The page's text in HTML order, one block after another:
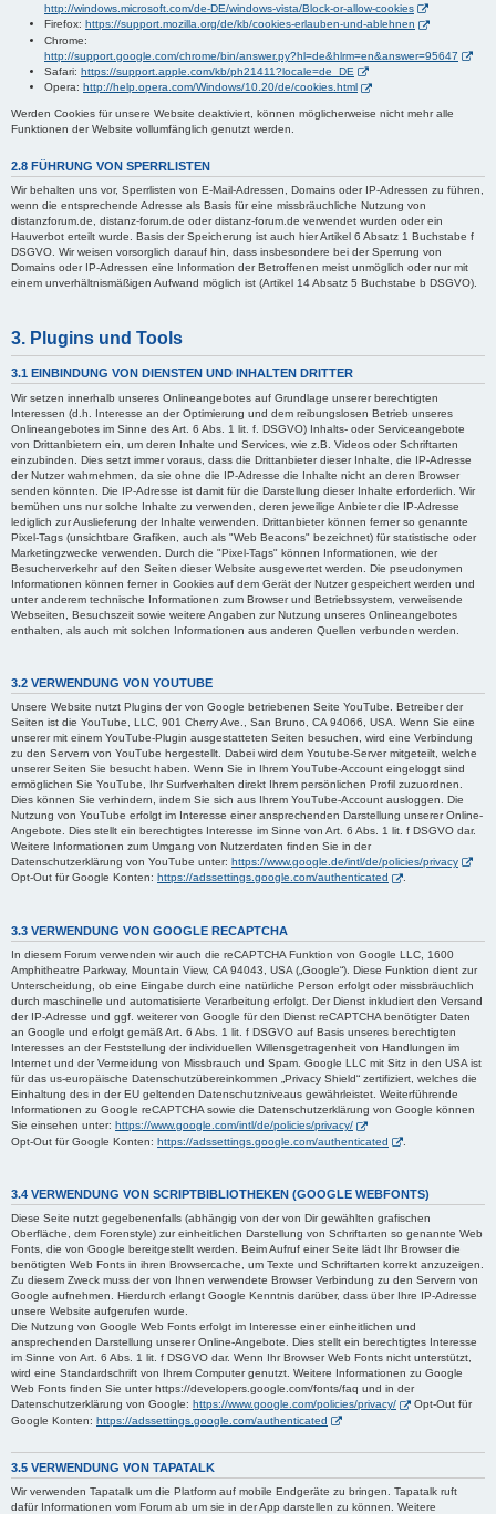
http://windows.microsoft.com/de-DE/windows-vista/Block-or-allow-cookies
Firefox: https://support.mozilla.org/de/kb/cookies-erlauben-und-ablehnen
Chrome:
http://support.google.com/chrome/bin/answer.py?hl=de&hlrm=en&answer=95647
Safari: https://support.apple.com/kb/ph21411?locale=de_DE
Opera: http://help.opera.com/Windows/10.20/de/cookies.html
Werden Cookies für unsere Website deaktiviert, können möglicherweise nicht mehr alle
Funktionen der Website vollumfänglich genutzt werden.
2.8 FÜHRUNG VON SPERRLISTEN
Wir behalten uns vor, Sperrlisten von E-Mail-Adressen, Domains oder IP-Adressen zu führen,
wenn die entsprechende Adresse als Basis für eine missbräuchliche Nutzung von
distanzforum.de, distanz-forum.de oder distanz-forum.de verwendet wurden oder ein
Hauverbot erteilt wurde. Basis der Speicherung ist auch hier Artikel 6 Absatz 1 Buchstabe f
DSGVO. Wir weisen vorsorglich darauf hin, dass insbesondere bei der Sperrung von
Domains oder IP-Adressen eine Information der Betroffenen meist unmöglich oder nur mit
einem unverhältnismäßigen Aufwand möglich ist (Artikel 14 Absatz 5 Buchstabe b DSGVO).
3. Plugins und Tools
3.1 EINBINDUNG VON DIENSTEN UND INHALTEN DRITTER
Wir setzen innerhalb unseres Onlineangebotes auf Grundlage unserer berechtigten
Interessen (d.h. Interesse an der Optimierung und dem reibungslosen Betrieb unseres
Onlineangebotes im Sinne des Art. 6 Abs. 1 lit. f. DSGVO) Inhalts- oder Serviceangebote
von Drittanbietern ein, um deren Inhalte und Services, wie z.B. Videos oder Schriftarten
einzubinden. Dies setzt immer voraus, dass die Drittanbieter dieser Inhalte, die IP-Adresse
der Nutzer wahrnehmen, da sie ohne die IP-Adresse die Inhalte nicht an deren Browser
senden könnten. Die IP-Adresse ist damit für die Darstellung dieser Inhalte erforderlich. Wir
bemühen uns nur solche Inhalte zu verwenden, deren jeweilige Anbieter die IP-Adresse
lediglich zur Auslieferung der Inhalte verwenden. Drittanbieter können ferner so genannte
Pixel-Tags (unsichtbare Grafiken, auch als "Web Beacons" bezeichnet) für statistische oder
Marketingzwecke verwenden. Durch die "Pixel-Tags" können Informationen, wie der
Besucherverkehr auf den Seiten dieser Website ausgewertet werden. Die pseudonymen
Informationen können ferner in Cookies auf dem Gerät der Nutzer gespeichert werden und
unter anderem technische Informationen zum Browser und Betriebssystem, verweisende
Webseiten, Besuchszeit sowie weitere Angaben zur Nutzung unseres Onlineangebotes
enthalten, als auch mit solchen Informationen aus anderen Quellen verbunden werden.
3.2 VERWENDUNG VON YOUTUBE
Unsere Website nutzt Plugins der von Google betriebenen Seite YouTube. Betreiber der
Seiten ist die YouTube, LLC, 901 Cherry Ave., San Bruno, CA 94066, USA. Wenn Sie eine
unserer mit einem YouTube-Plugin ausgestatteten Seiten besuchen, wird eine Verbindung
zu den Servern von YouTube hergestellt. Dabei wird dem Youtube-Server mitgeteilt, welche
unserer Seiten Sie besucht haben. Wenn Sie in Ihrem YouTube-Account eingeloggt sind
ermöglichen Sie YouTube, Ihr Surfverhalten direkt Ihrem persönlichen Profil zuzuordnen.
Dies können Sie verhindern, indem Sie sich aus Ihrem YouTube-Account ausloggen. Die
Nutzung von YouTube erfolgt im Interesse einer ansprechenden Darstellung unserer Online-
Angebote. Dies stellt ein berechtigtes Interesse im Sinne von Art. 6 Abs. 1 lit. f DSGVO dar.
Weitere Informationen zum Umgang von Nutzerdaten finden Sie in der
Datenschutzerklärung von YouTube unter: https://www.google.de/intl/de/policies/privacy
Opt-Out für Google Konten: https://adssettings.google.com/authenticated .
3.3 VERWENDUNG VON GOOGLE RECAPTCHA
In diesem Forum verwenden wir auch die reCAPTCHA Funktion von Google LLC, 1600
Amphitheatre Parkway, Mountain View, CA 94043, USA („Google“). Diese Funktion dient zur
Unterscheidung, ob eine Eingabe durch eine natürliche Person erfolgt oder missbräuchlich
durch maschinelle und automatisierte Verarbeitung erfolgt. Der Dienst inkludiert den Versand
der IP-Adresse und ggf. weiterer von Google für den Dienst reCAPTCHA benötigter Daten
an Google und erfolgt gemäß Art. 6 Abs. 1 lit. f DSGVO auf Basis unseres berechtigten
Interesses an der Feststellung der individuellen Willensgetragenheit von Handlungen im
Internet und der Vermeidung von Missbrauch und Spam. Google LLC mit Sitz in den USA ist
für das us-europäische Datenschutzübereinkommen „Privacy Shield“ zertifiziert, welches die
Einhaltung des in der EU geltenden Datenschutzniveaus gewährleistet. Weiterführende
Informationen zu Google reCAPTCHA sowie die Datenschutzerklärung von Google können
Sie einsehen unter: https://www.google.com/intl/de/policies/privacy/
Opt-Out für Google Konten: https://adssettings.google.com/authenticated
3.4 VERWENDUNG VON SCRIPTBIBLIOTHEKEN (GOOGLE WEBFONTS)
Diese Seite nutzt gegebenenfalls (abhängig von der von Dir gewählten grafischen
Oberfläche, dem Forenstyle) zur einheitlichen Darstellung von Schriftarten so genannte Web
Fonts, die von Google bereitgestellt werden. Beim Aufruf einer Seite lädt Ihr Browser die
benötigten Web Fonts in ihren Browsercache, um Texte und Schriftarten korrekt anzuzeigen.
Zu diesem Zweck muss der von Ihnen verwendete Browser Verbindung zu den Servern von
Google aufnehmen. Hierdurch erlangt Google Kenntnis darüber, dass über Ihre IP-Adresse
unsere Website aufgerufen wurde.
Die Nutzung von Google Web Fonts erfolgt im Interesse einer einheitlichen und
ansprechenden Darstellung unserer Online-Angebote. Dies stellt ein berechtigtes Interesse
im Sinne von Art. 6 Abs. 1 lit. f DSGVO dar. Wenn Ihr Browser Web Fonts nicht unterstützt,
wird eine Standardschrift von Ihrem Computer genutzt. Weitere Informationen zu Google
Web Fonts finden Sie unter https://developers.google.com/fonts/faq und in der
Datenschutzerklärung von Google: https://www.google.com/policies/privacy/
Opt-Out für
Google Konten: https://adssettings.google.com/authenticated
3.5 VERWENDUNG VON TAPATALK
Wir verwenden Tapatalk um die Platform auf mobile Endgeräte zu bringen. Tapatalk ruft
dafür Informationen vom Forum ab um sie in der App darstellen zu können. Weitere